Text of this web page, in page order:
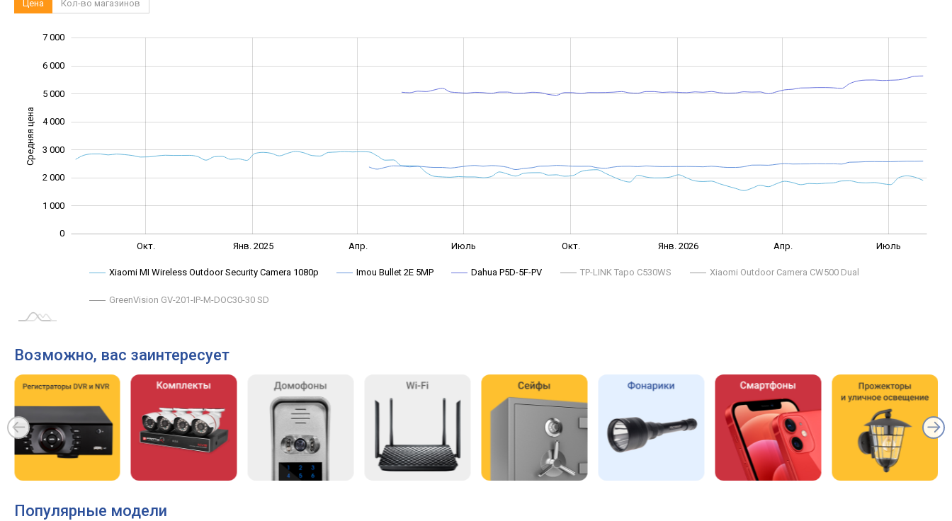
Цена Кол-во магазинов
Средняя цена
0
1 000
2 000
3 000
4 000
5 000
6 000
7 000
Окт. Янв. 2025 Апр. Июль Окт. Янв. 2026 Апр. Июль
Xiaomi MI Wireless Outdoor Security Camera 1080p Imou Bullet 2E 5MP Dahua P5D-5F-PV TP-LINK Tapo C530WS Xiaomi Outdoor Camera CW500 Dual
GreenVision GV-201-IP-M-DOC30-30 SD
Возможно, вас заинтересует
Популярные модели